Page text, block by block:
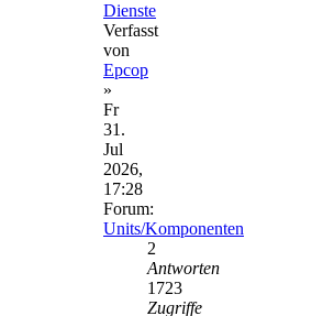
Dienste
Verfasst
von
Epcop
»
Fr
31.
Jul
2026,
17:28
Forum:
Units/Komponenten
2
Antworten
1723
Zugriffe